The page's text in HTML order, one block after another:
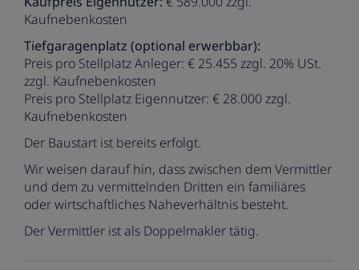
Kaufnebenkosten
Tiefgaragenplatz (optional erwerbbar):
Preis pro Stellplatz Anleger: € 25.455 zzgl. 20% USt.
zzgl. Kaufnebenkosten
Preis pro Stellplatz Eigennutzer: € 28.000 zzgl.
Kaufnebenkosten
Der Baustart ist bereits erfolgt.
Wir weisen darauf hin, dass zwischen dem Vermittler
und dem zu vermittelnden Dritten ein familiäres
oder wirtschaftliches Naheverhältnis besteht.
Der Vermittler ist als Doppelmakler tätig.